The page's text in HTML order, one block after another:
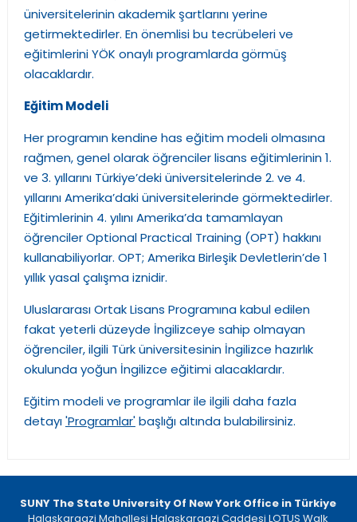
üniversitelerinin akademik şartlarını yerine
getirmektedirler. En önemlisi bu tecrübeleri ve
eğitimlerini YÖK onaylı programlarda görmüş
olacaklardır.
Eğitim Modeli
Her programın kendine has eğitim modeli olmasına
rağmen, genel olarak öğrenciler lisans eğitimlerinin 1.
ve 3. yıllarını Türkiye’deki üniversitelerinde 2. ve 4.
yıllarını Amerika’daki üniversitelerinde görmektedirler.
Eğitimlerinin 4. yılını Amerika’da tamamlayan
öğrenciler Optional Practical Training (OPT) hakkını
kullanabiliyorlar. OPT; Amerika Birleşik Devletlerin’de 1
yıllık yasal çalışma iznidir.
Uluslararası Ortak Lisans Programına kabul edilen
fakat yeterli düzeyde İngilizceye sahip olmayan
öğrenciler, ilgili Türk üniversitesinin İngilizce hazırlık
okulunda yoğun İngilizce eğitimi alacaklardır.
Eğitim modeli ve programlar ile ilgili daha fazla
detayı'Programlar'başlığı altında bulabilirsiniz.
SUNY The State University Of New York Office in Türkiye
Halaskargazi Mahallesi Halaskargazi Caddesi LOTUS Walk